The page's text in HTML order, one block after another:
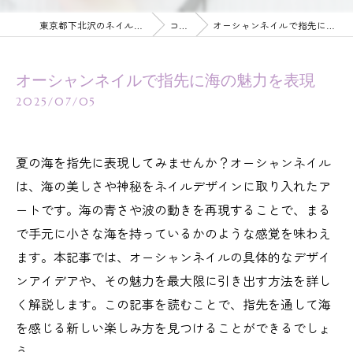
コラム オーシャンネイルで指先に海の魅力を表現
オーシャンネイルで指先に海の魅力を表現
2025/07/05
夏の海を指先に表現してみませんか？オーシャンネイル
は、海の美しさや神秘をネイルデザインに取り入れたア
ートです。海の青さや波の動きを再現することで、まる
で手元に小さな海を持っているかのような感覚を味わえ
ます。本記事では、オーシャンネイルの具体的なデザイ
ンアイデアや、その魅力を最大限に引き出す方法を詳し
く解説します。この記事を読むことで、指先を通して海
を感じる新しい楽しみ方を見つけることができるでしょ